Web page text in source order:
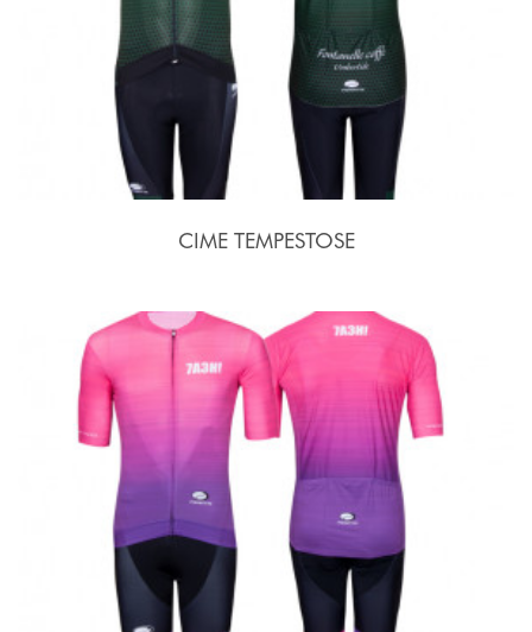
CIME TEMPESTOSE